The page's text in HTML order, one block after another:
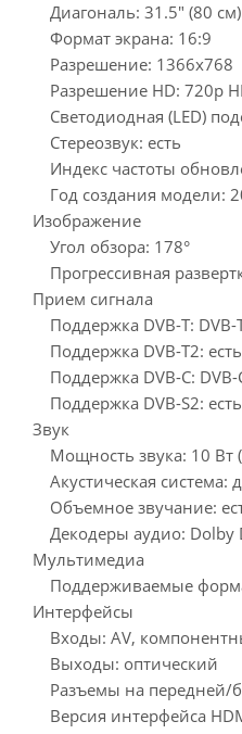
Диагональ: 31.5" (80 см)
Формат экрана: 16:9
Разрешение: 1366x768
Разрешение HD: 720p
Светодиодная (LED)
Стереозвук: есть
Индекс частоты
Год создания модели:
Изображение
Угол обзора: 178°
Прогрессивная
Прием сигнала
Поддержка DVB-T: DVB-
Поддержка DVB-T2: есть
Поддержка DVB-C: DVB-
Поддержка DVB-S2: есть
Звук
Мощность звука: 10 Вт
Акустическая система:
Объемное звучание:
Декодеры аудио: Dolby
Мультимедиа
Поддерживаемые
Интерфейсы
Входы: AV,
Выходы: оптический
Разъемы на передней/
Версия интерфейса